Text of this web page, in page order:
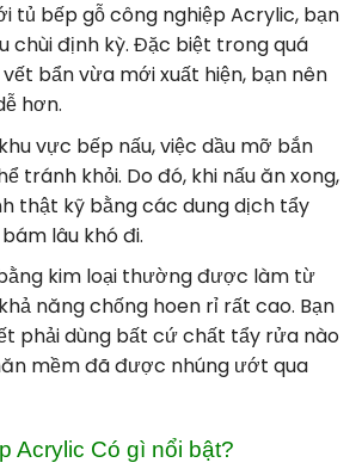
tủ bếp gỗ công nghiệp Acrylic, bạn
chùi định kỳ. Đặc biệt trong quá
bẩn vừa mới xuất hiện, bạn nên
hơn.
vực bếp nấu, việc dầu mỡ bắn
tránh khỏi. Do đó, khi nấu ăn xong,
thật kỹ bằng các dung dịch tẩy
lâu khó đi.
kim loại thường được làm từ
năng chống hoen rỉ rất cao. Bạn
phải dùng bất cứ chất tẩy rửa nào
mềm đã được nhúng ướt qua
Acrylic Có gì nổi bật?